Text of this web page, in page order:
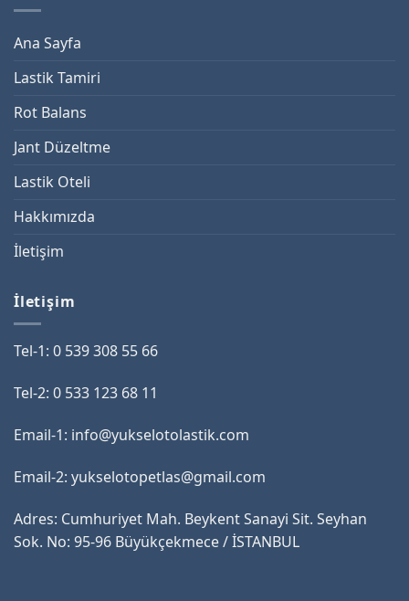
Ana Sayfa
Lastik Tamiri
Rot Balans
Jant Düzeltme
Lastik Oteli
Hakkımızda
İletişim
İletişim
Tel-1: 0 539 308 55 66
Tel-2: 0 533 123 68 11
Email-1: info@yukselotolastik.com
Email-2: yukselotopetlas@gmail.com
Adres: Cumhuriyet Mah. Beykent Sanayi Sit. Seyhan
Sok. No: 95-96 Büyükçekmece / İSTANBUL